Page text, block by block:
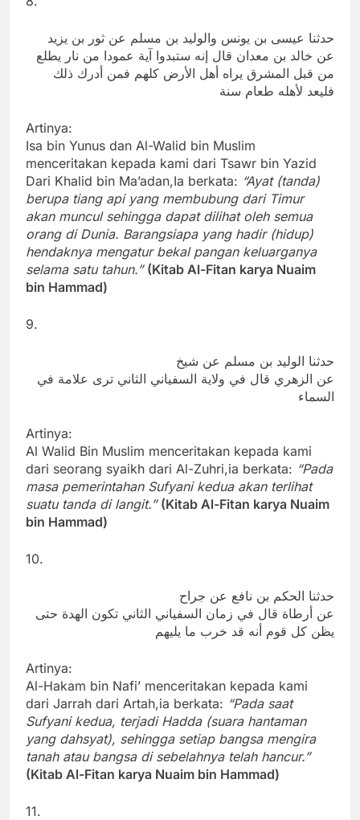
حدثنا عيسى بن يونس والوليد بن مسلم عن ثور بن يزيد
عن خالد بن معدان قال إنه ستبدوا آية عمودا من نار يطلع
من قبل المشرق يراه أهل الأرض كلهم فمن أدرك ذلك
فليعد لأهله طعام سنة
Artinya:
Isa bin Yunus dan Al-Walid bin Muslim
menceritakan kepada kami dari Tsawr bin Yazid
Dari Khalid bin Ma’adan,Ia berkata: “Ayat (tanda)
berupa tiang api yang membubung dari Timur
akan muncul sehingga dapat dilihat oleh semua
orang di Dunia. Barangsiapa yang hadir (hidup)
hendaknya mengatur bekal pangan keluarganya
selama satu tahun.” (Kitab Al-Fitan karya Nuaim
bin Hammad)
9.
حدثنا الوليد بن مسلم عن شيخ
عن الزهري قال في ولاية السفياني الثاني ترى علامة في
السماء
Artinya:
Al Walid Bin Muslim menceritakan kepada kami
dari seorang syaikh dari Al-Zuhri,ia berkata: “Pada
masa pemerintahan Sufyani kedua akan terlihat
suatu tanda di langit.” (Kitab Al-Fitan karya Nuaim
bin Hammad)
10.
حدثنا الحكم بن نافع عن جراح
عن أرطاة قال في زمان السفياني الثاني تكون الهدة حتى
يظن كل قوم أنه قد خرب ما يليهم
Artinya:
Al-Hakam bin Nafi’ menceritakan kepada kami
dari Jarrah dari Artah,ia berkata: “Pada saat
Sufyani kedua, terjadi Hadda (suara hantaman
yang dahsyat), sehingga setiap bangsa mengira
tanah atau bangsa di sebelahnya telah hancur.”
(Kitab Al-Fitan karya Nuaim bin Hammad)
11.